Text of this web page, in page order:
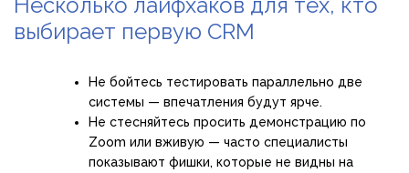
выбирает первую CRM
Не бойтесь тестировать параллельно две
системы — впечатления будут ярче.
Не стесняйтесь просить демонстрацию по
Zoom или вживую — часто специалисты
показывают фишки, которые не видны на